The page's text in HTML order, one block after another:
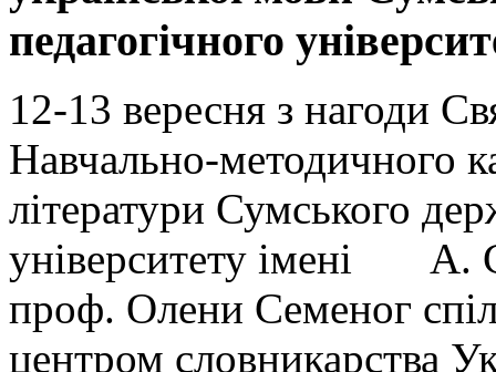
педагогічного
12-13 вересня з нагоди
Навчально-методичного
літератури Сумського
університету імені А.
проф. Олени Семеног
центром словникарства